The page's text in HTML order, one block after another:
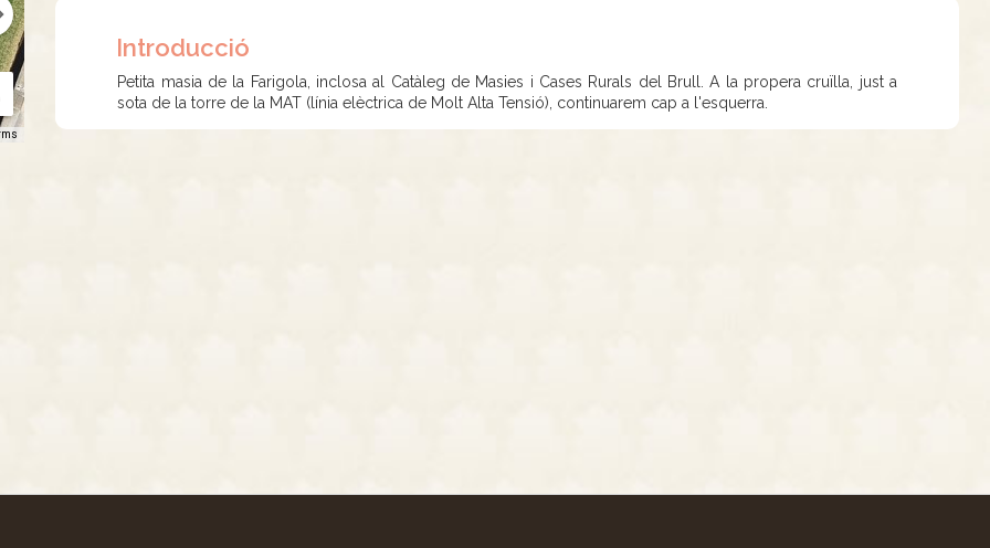
Introducció
Petita masia de la Farigola, inclosa al Catàleg de Masies i Cases Rurals del Brull. A la propera cruïlla, just a
sota de la torre de la MAT (línia elèctrica de Molt Alta Tensió), continuarem cap a l'esquerra.